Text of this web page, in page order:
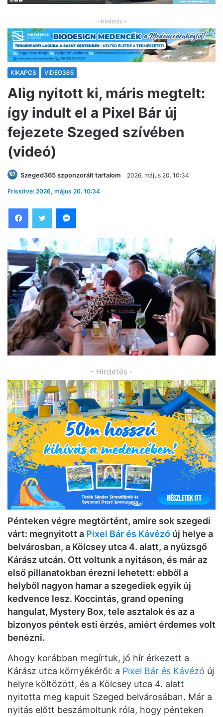
- Hirdetés -
KIKAPCS VIDEO365
Alig nyitott ki, máris megtelt:
így indult el a Pixel Bár új
fejezete Szeged szívében
(videó)
Szeged365 szponzorált tartalom 2026, május 20. 10:34
Frissítve: 2026, május 20. 10:34
- Hirdetés -
Pénteken végre megtörtént, amire sok szegedi
várt: megnyitott a Pixel Bár és Kávézó új helye a
belvárosban, a Kölcsey utca 4. alatt, a nyüzsgő
Kárász utcán. Ott voltunk a nyitáson, és már az
első pillanatokban érezni lehetett: ebből a
helyből nagyon hamar a szegediek egyik új
kedvence lesz. Koccintás, grand opening
hangulat, Mystery Box, tele asztalok és az a
bizonyos péntek esti érzés, amiért érdemes volt
benézni.
Ahogy korábban megírtuk, jó hír érkezett a
Kárász utca környékéről: a Pixel Bár és Kávézó új
helyre költözött, és a Kölcsey utca 4. alatt
nyitotta meg kapuit Szeged belvárosában. Már a
nyitás előtt beszámoltunk róla, hogy pénteken